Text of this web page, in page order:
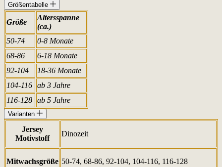
Größentabelle
Größe
Altersspanne
(ca.)
50-74
0-8 Monate
68-86
6-18 Monate
92-104
18-36 Monate
104-116 ab 3 Jahre
116-128 ab 5 Jahre
Varianten
Jersey
Motivstoff
Dinozeit
Mitwachsgröße 50-74, 68-86, 92-104, 104-116, 116-128